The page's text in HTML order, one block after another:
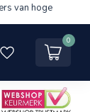
van hoge
0